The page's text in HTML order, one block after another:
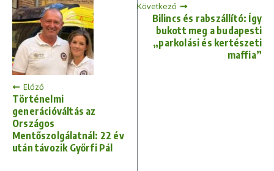
Előző
Történelmi
generációváltás az
Országos
Mentőszolgálatnál: 22 év
után távozik Győrfi Pál
Következő
Bilincs és rabszállító: Így
bukott meg a budapesti
„parkolási és kertészeti
maffia”